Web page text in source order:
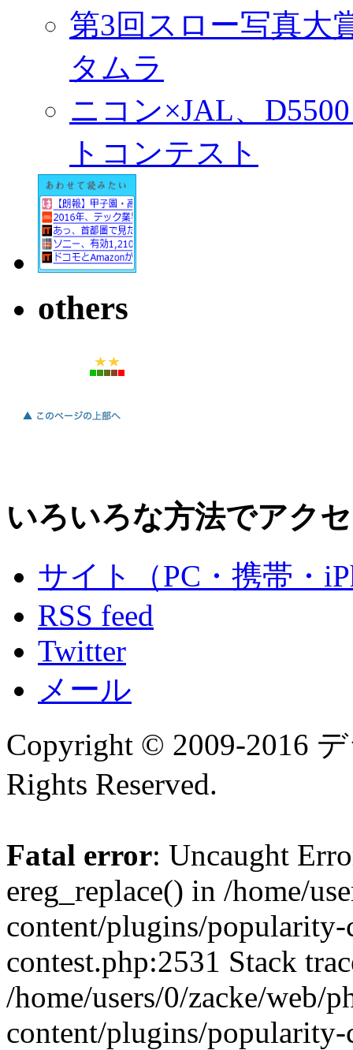
第3回スロー写真
タムラ
ニコン×JAL、
トコンテスト
others
いろいろな方法でアク
サイト（PC・携帯・
RSS feed
Twitter
メール
Copyright © 2009-2016
Rights Reserved.
Fatal error: Uncaught
ereg_replace() in /home/
content/plugins/
contest.php:2531 Stack
/home/users/0/zacke/web/
content/plugins/